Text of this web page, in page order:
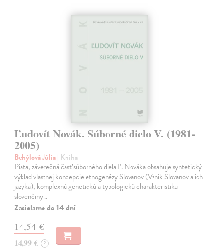
Ľudovít Novák. Súborné dielo V. (1981-
2005)
Behýlová Júlia| Kniha
Piata, záverečná časť súborného diela Ľ. Nováka obsahuje syntetický
výklad vlastnej koncepcie etnogenézy Slovanov (Vznik Slovanov a ich
jazyka), komplexnú genetickú a typologickú charakteristiku
slovenčiny…
Zasielame do 14 dní
14,54 €
14,99 € ?